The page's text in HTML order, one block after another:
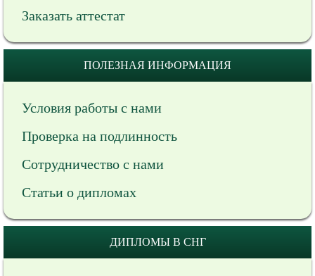
Заказать аттестат
ПОЛЕЗНАЯ ИНФОРМАЦИЯ
Условия работы с нами
Проверка на подлинность
Сотрудничество с нами
Статьи о дипломах
ДИПЛОМЫ В СНГ